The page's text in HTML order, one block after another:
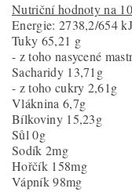
Nutriční hodnoty na
Energie: 2738,2/654
Tuky 65,21 g
- z toho nasycené
Sacharidy 13,71g
- z toho cukry 2,61g
Vláknina 6,7g
Bílkoviny 15,23g
Sůl 0g
Sodík 2mg
Hořčík 158mg
Vápník 98mg